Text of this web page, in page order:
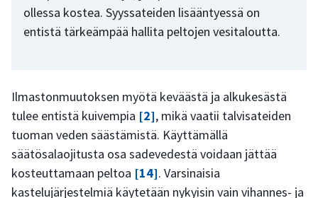
ollessa kostea. Syyssateiden lisääntyessä on
entistä tärkeämpää hallita peltojen vesitaloutta.
Ilmastonmuutoksen myötä keväästä ja alkukesästä
tulee entistä kuivempia [2], mikä vaatii talvisateiden
tuoman veden säästämistä. Käyttämällä
säätösalaojitusta osa sadevedestä voidaan jättää
kosteuttamaan peltoa [14]. Varsinaisia
kastelujärjestelmiä käytetään nykyisin vain vihannes- ja